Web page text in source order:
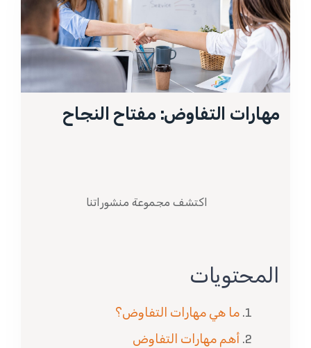
مهارات التفاوض: مفتاح النجاح
اكتشف مجموعة منشوراتنا
المحتويات
ما هي مهارات التفاوض؟
أهم مهارات التفاوض